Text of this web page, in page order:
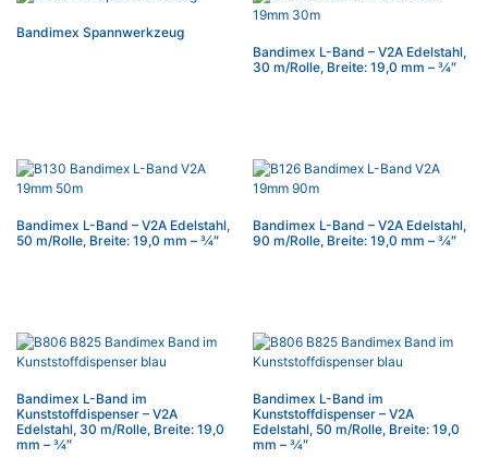
Bandimex Spannwerkzeug
Bandimex L-Band – V2A Edelstahl,
30 m/Rolle, Breite: 19,0 mm – 3⁄4″
Bandimex L-Band – V2A Edelstahl,
50 m/Rolle, Breite: 19,0 mm – 3⁄4″
Bandimex L-Band – V2A Edelstahl,
90 m/Rolle, Breite: 19,0 mm – 3⁄4″
Bandimex L-Band im
Kunststoffdispenser – V2A
Edelstahl, 30 m/Rolle, Breite: 19,0
mm – 3⁄4″
Bandimex L-Band im
Kunststoffdispenser – V2A
Edelstahl, 50 m/Rolle, Breite: 19,0
mm – 3⁄4″